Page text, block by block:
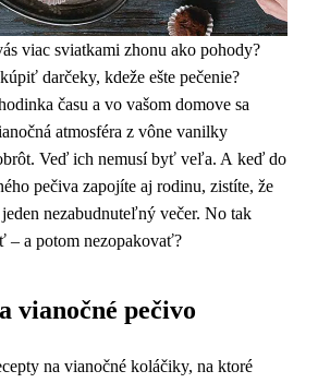
viac sviatkami zhonu ako pohody?
darčeky, kdeže ešte pečenie?
času a vo vašom domove sa
atmosféra z vône vanilky
Veď ich nemusí byť veľa. A keď do
pečiva zapojíte aj rodinu, zistíte, že
nezabudnuteľný večer. No tak
– a potom nezopakovať?
vianočné pečivo
na vianočné koláčiky, na ktoré